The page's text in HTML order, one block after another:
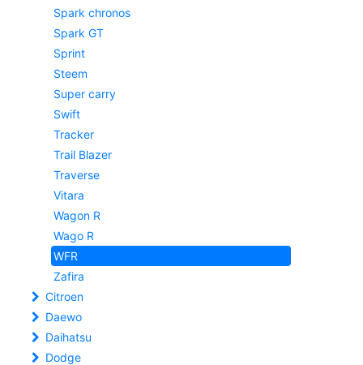
Spark chronos
Spark GT
Sprint
Steem
Super carry
Swift
Tracker
Trail Blazer
Traverse
Vitara
Wagon R
Wago R
WFR
Zafira
Citroen
Daewo
Daihatsu
Dodge